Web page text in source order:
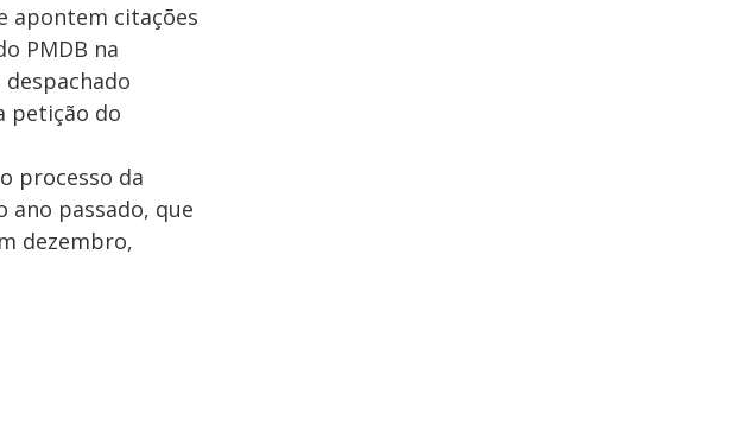
apontem citações
PMDB na
despachado
petição do
processo da
ano passado, que
dezembro,